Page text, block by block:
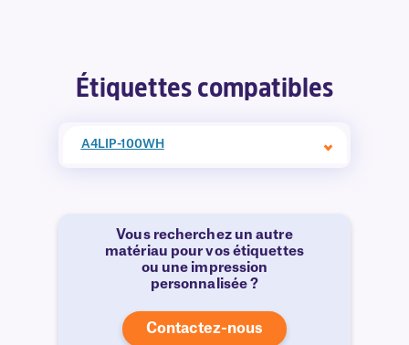
Étiquettes compatibles
A4LIP-100WH
Vous recherchez un autre
matériau pour vos étiquettes
ou une impression
personnalisée ?
Contactez-nous